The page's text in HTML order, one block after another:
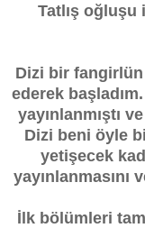
Tatlış
Dizi bir fangirlün
ederek
yayınlanmıştı
Dizi beni öyle
yetişecek
İlk bölümleri